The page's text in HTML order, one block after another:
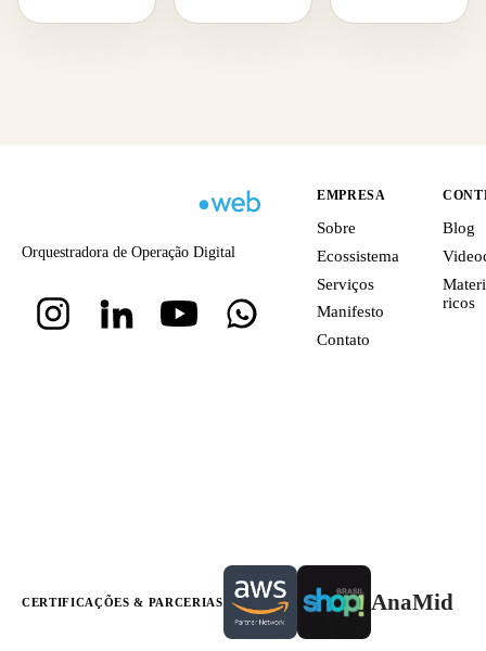
Orquestradora de Operação Digital
EMPRESA
Sobre
Ecossistema
Serviços
Manifesto
Contato
Blog
ricos
CERTIFICAÇÕES & PARCERIAS AnaMid